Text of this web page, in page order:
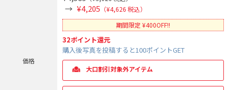
価格
¥4,205 （¥4,626 税込）
期間限定 ¥400OFF!!
32ポイント還元
購入後写真を投稿すると100ポイントGET
大口割引対象外アイテム